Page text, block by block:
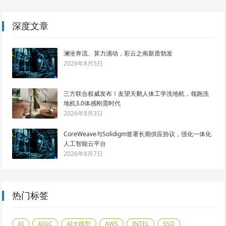
深度文章
澜沧奔流、算力涌动，彩云之南新质勃发
2026年8月5日
三方联合权威发布！友望天鹅人体工学洗地机，领跑洗
地机3.0体感刚需时代
2026年8月3日
CoreWeave与Solidigm签署长期供应协议，强化一体化
人工智能云平台
2026年8月7日
热门标签
AI AIGC AI大模型 AWS INTEL SSD